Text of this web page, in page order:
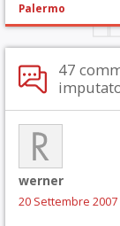
Palermo
47
werner
20 Settembre 2007